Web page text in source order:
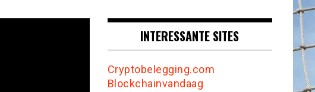
INTERESSANTE SITES
Cryptobelegging.com
Blockchainvandaag